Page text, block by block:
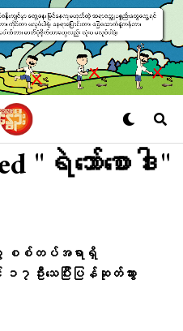
"ရဲဘော်စောဒါး"
ပွဲ စစ်တပ်အရာရှိ
ဦးသေပြီးပြန်ဆုတ်သွား